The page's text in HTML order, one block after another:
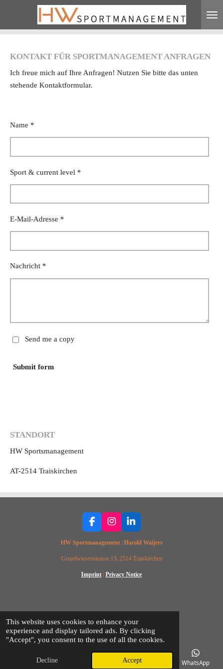
This website uses cookies to enhance your
experience and display tailored ads. By clicking
"Accept", you consent to the use of all the cookies.
Decline Accept
main
KONTAKT FÜR SPORTMANAGEMENT ANFRAGEN
Ich freue mich auf Ihre Anfragen! Nutzen Sie bitte das unten
stehende Kontaktformular.
Name *
Sport & current level *
E-Mail-Adresse *
Nachricht *
Send me a copy
Submit form
STANDORT
HW Sportsmanagement
AT-2514 Traiskirchen
F
c
b
o
o
I
s
a
g
r
L
n
e
d
I
HW Sportmanagement| Harold Waijers
Grundwiesenstrasse 13, 2514 Traiskirchen
Imprint Privacy Notice
© 2025 HW SPORTSMANAGEMENT
Facebook WhatsApp